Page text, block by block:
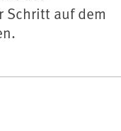
Schritt auf dem